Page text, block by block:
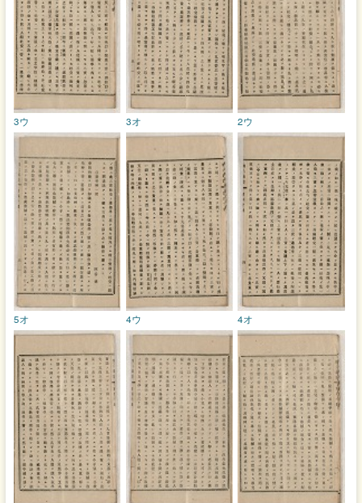
2ウ
3オ
3ウ
4オ
4ウ
5オ